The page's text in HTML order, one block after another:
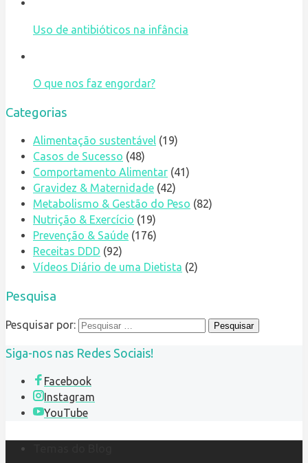
Uso de antibióticos na infância
O que nos faz engordar?
Categorias
Alimentação sustentável (19)
Casos de Sucesso (48)
Comportamento Alimentar (41)
Gravidez & Maternidade (42)
Metabolismo & Gestão do Peso (82)
Nutrição & Exercício (19)
Prevenção & Saúde (176)
Receitas DDD (92)
Vídeos Diário de uma Dietista (2)
Pesquisa
Pesquisar por:
Siga-nos nas Redes Sociais!
Facebook
Instagram
YouTube